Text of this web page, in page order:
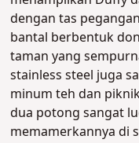
dengan tas
bantal berbentuk
taman yang
stainless steel juga
minum teh dan
dua potong sangat
memamerkannya di